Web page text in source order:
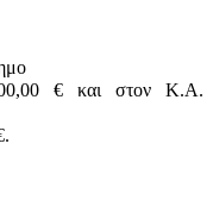
€ και στον Κ.Α.